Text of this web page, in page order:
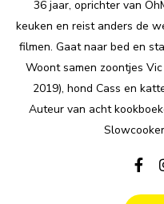
36 jaar, oprichter van
keuken en reist anders de
filmen. Gaat naar bed en
Woont samen zoontjes
2019), hond Cass en
Auteur van acht